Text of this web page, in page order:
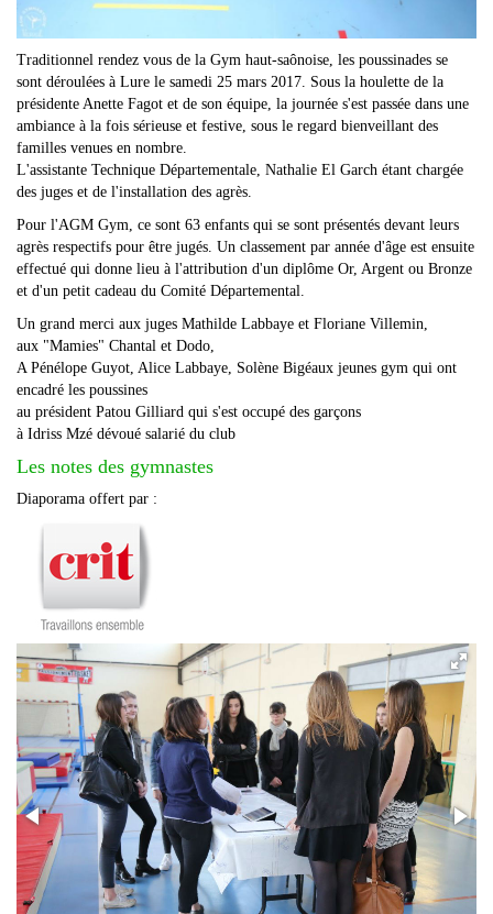
Traditionnel rendez vous de la Gym haut-saônoise, les poussinades se
sont déroulées à Lure le samedi 25 mars 2017. Sous la houlette de la
présidente Anette Fagot et de son équipe, la journée s'est passée dans une
ambiance à la fois sérieuse et festive, sous le regard bienveillant des
familles venues en nombre.
L'assistante Technique Départementale, Nathalie El Garch étant chargée
des juges et de l'installation des agrès.
Pour l'AGM Gym, ce sont 63 enfants qui se sont présentés devant leurs
agrès respectifs pour être jugés. Un classement par année d'âge est ensuite
effectué qui donne lieu à l'attribution d'un diplôme Or, Argent ou Bronze
et d'un petit cadeau du Comité Départemental.
Un grand merci aux juges Mathilde Labbaye et Floriane Villemin,
aux "Mamies" Chantal et Dodo,
A Pénélope Guyot, Alice Labbaye, Solène Bigéaux jeunes gym qui ont
encadré les poussines
au président Patou Gilliard qui s'est occupé des garçons
à Idriss Mzé dévoué salarié du club
Les notes des gymnastes
Diaporama offert par :